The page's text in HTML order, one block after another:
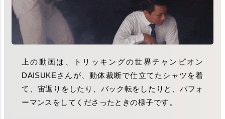
上の動画は、トリッキングの世界チャンピオン
DAISUKEさんが、動体裁断で仕立てたシャツを着
て、宙返りをしたり、バック転をしたりと、パフォ
ーマンスをしてくださったときの様子です。